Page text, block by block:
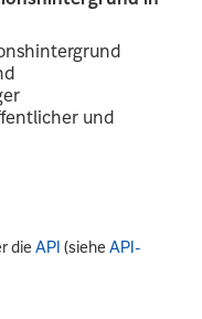
und
dieAPI (sieheAPI-